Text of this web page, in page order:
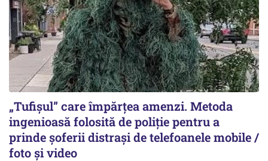
„Tufișul” care împărțea amenzi. Metoda
ingenioasă folosită de poliție pentru a
prinde șoferii distrași de telefoanele mobile /
foto și video